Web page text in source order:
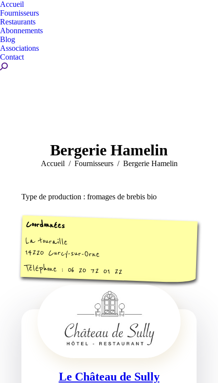
Accueil
Fournisseurs
Restaurants
Abonnements
Blog
Associations
Contact
Recherche
Bergerie Hamelin
Vous êtes ici :
Accueil Fournisseurs Bergerie Hamelin
Type de production : fromages de brebis bio
Coordonnées
La touraille
14220 Curcy-sur-Orne
Téléphone : 06 20 72 01 22
Le Château de Sully